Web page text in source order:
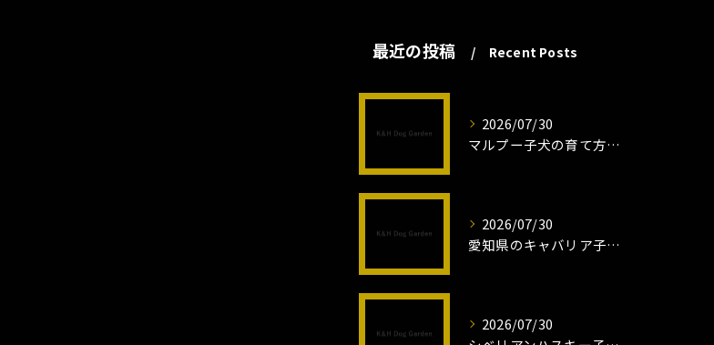
最近の投稿 Recent Posts
2026/07/30
マルプー子犬の育て方と魅力解説
2026/07/30
愛知県のキャバリア子犬の魅力秘話
2026/07/30